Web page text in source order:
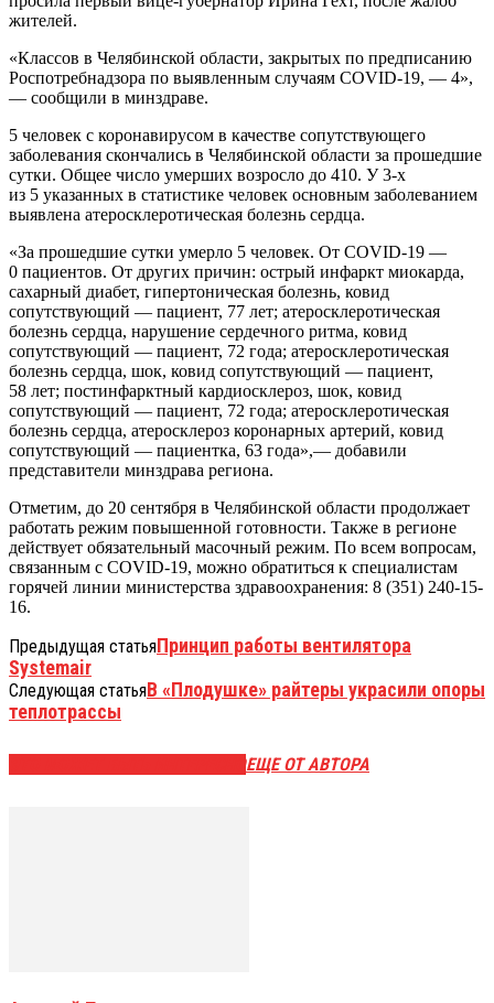
жителей.
«Классов в Челябинской области, закрытых по предписанию
Роспотребнадзора по выявленным случаям COVID-19, — 4»,
— сообщили в минздраве.
5 человек с коронавирусом в качестве сопутствующего
заболевания скончались в Челябинской области за прошедшие
сутки. Общее число умерших возросло до 410. У 3-х
из 5 указанных в статистике человек основным заболеванием
выявлена атеросклеротическая болезнь сердца.
«За прошедшие сутки умерло 5 человек. От COVID-19 —
0 пациентов. От других причин: острый инфаркт миокарда,
сахарный диабет, гипертоническая болезнь, ковид
сопутствующий — пациент, 77 лет; атеросклеротическая
болезнь сердца, нарушение сердечного ритма, ковид
сопутствующий — пациент, 72 года; атеросклеротическая
болезнь сердца, шок, ковид сопутствующий — пациент,
58 лет; постинфарктный кардиосклероз, шок, ковид
сопутствующий — пациент, 72 года; атеросклеротическая
болезнь сердца, атеросклероз коронарных артерий, ковид
сопутствующий — пациентка, 63 года»,— добавили
представители минздрава региона.
Отметим, до 20 сентября в Челябинской области продолжает
работать режим повышенной готовности. Также в регионе
действует обязательный масочный режим. По всем вопросам,
связанным с COVID-19, можно обратиться к специалистам
горячей линии министерства здравоохранения: 8 (351) 240-15-
16.
Предыдущая статьяПринцип работы вентилятора
Systemair
Следующая статьяВ «Плодушке» райтеры украсили опоры
теплотрассы
ЕЩЕ ОТ АВТОРА